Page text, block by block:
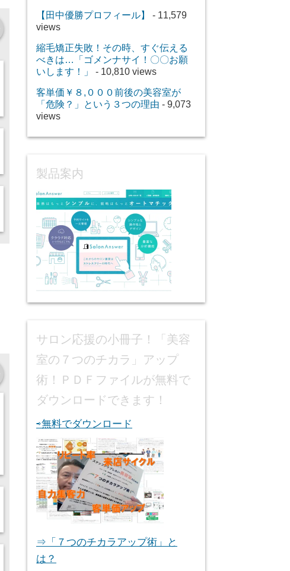
【田中優勝プロフィール】
- 11,579
views
縮毛矯正失敗！その時、すぐ伝える
べきは…「ゴメンナサイ！〇〇お願
いします！」
- 10,810 views
客単価￥８,０００前後の美容室が
「危険？」という３つの理由 - 9,073
views
製品案内
サロン応援の小冊子！「美容
室の７つのチカラ」アップ
術！ＰＤＦファイルが無料で
ダウンロードできます！
⇨無料でダウンロード
⇒「７つのチカラアップ術」と
は？